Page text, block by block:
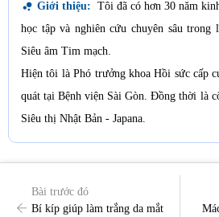
bubble_chart Giới thiệu: Tôi đã có hơn 30 năm
học tập và nghiên cứu chuyên sâu
Siêu âm Tim mạch.
Hiện tôi là Phó trưởng khoa Hồi sức cấp
quát tại Bệnh viện Sài Gòn. Đồng thời là
Siêu thị Nhật Bản - Japana.
Bài trước đó
Bí kíp giúp làm trắng da mắt